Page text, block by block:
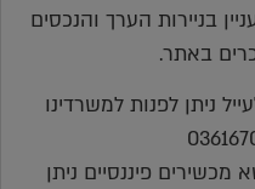
בניירות הערך והנכסים
באתר.
ניתן לפנות למשרדינו
פיננסיים ניתן